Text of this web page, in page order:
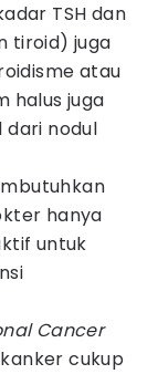
TSH dan
tiroid) juga
atau
halus juga
dari nodul
hanya
untuk
Cancer
cukup